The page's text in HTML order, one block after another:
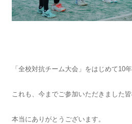
「全校対抗チーム大会」をはじめて10
これも、今までご参加いただきました
本当にありがとうございます。